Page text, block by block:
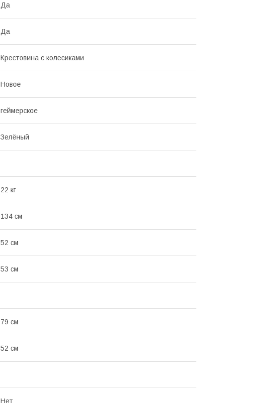
Да
Да
Крестовина с колесиками
Новое
геймерское
Зелёный
22 кг
134 см
52 см
53 см
79 см
52 см
Нет